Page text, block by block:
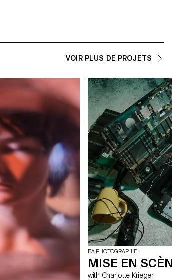
VOIR PLUS DE PROJETS
BA PHOTOGRAPHIE
MISE EN
with Charlotte Krieger